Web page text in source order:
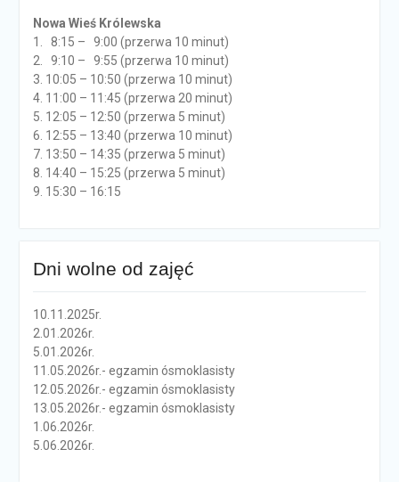
Nowa Wieś Królewska
1. 8:15 – 9:00 (przerwa 10 minut)
2. 9:10 – 9:55 (przerwa 10 minut)
3. 10:05 – 10:50 (przerwa 10 minut)
4. 11:00 – 11:45 (przerwa 20 minut)
5. 12:05 – 12:50 (przerwa 5 minut)
6. 12:55 – 13:40 (przerwa 10 minut)
7. 13:50 – 14:35 (przerwa 5 minut)
8. 14:40 – 15:25 (przerwa 5 minut)
9. 15:30 – 16:15
Dni wolne od zajęć
10.11.2025r.
2.01.2026r.
5.01.2026r.
11.05.2026r.- egzamin ósmoklasisty
12.05.2026r.- egzamin ósmoklasisty
13.05.2026r.- egzamin ósmoklasisty
1.06.2026r.
5.06.2026r.